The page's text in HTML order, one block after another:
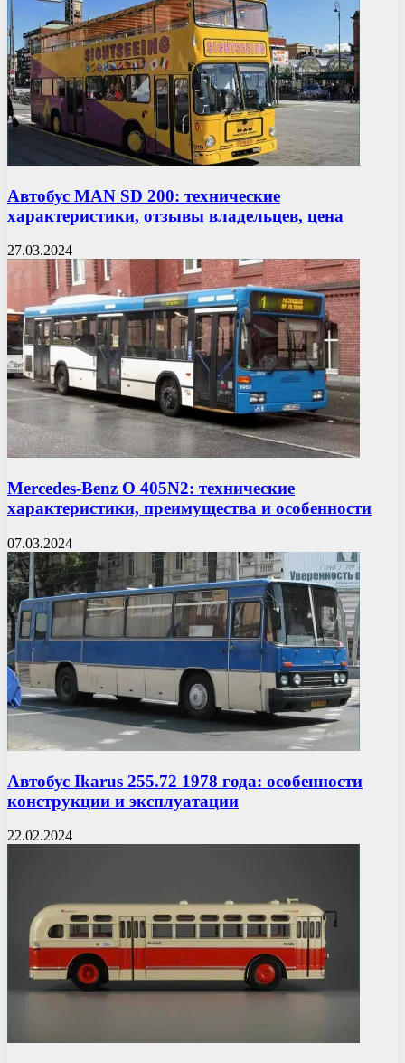
Автобус MAN SD 200: технические
характеристики, отзывы владельцев, цена
27.03.2024
Mercedes-Benz O 405N2: технические
характеристики, преимущества и особенности
07.03.2024
Автобус Ikarus 255.72 1978 года: особенности
конструкции и эксплуатации
22.02.2024